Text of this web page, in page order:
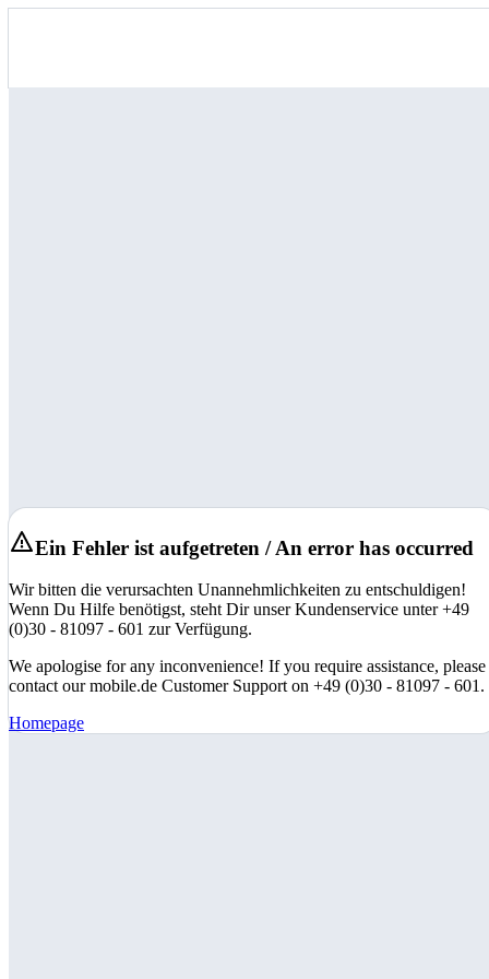
Ein Fehler ist aufgetreten / An error has occurred
Wir bitten die verursachten Unannehmlichkeiten zu entschuldigen!
Wenn Du Hilfe benötigst, steht Dir unser Kundenservice unter +49
(0)30 - 81097 - 601 zur Verfügung.
We apologise for any inconvenience! If you require assistance, please
contact our mobile.de Customer Support on +49 (0)30 - 81097 - 601.
Homepage